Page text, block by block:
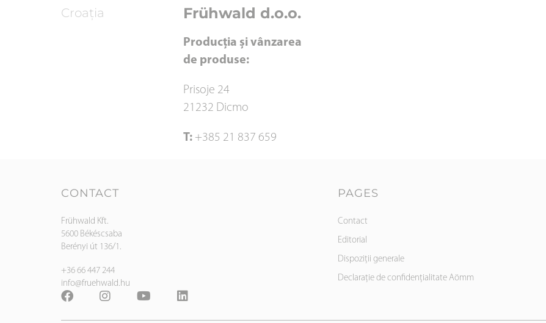
Croația Frühwald d.o.o.
Producția și vânzarea
de produse:
Prisoje 24
21232 Dicmo
T: +385 21 837 659
CONTACT
Frühwald Kft.
5600 Békéscsaba
Berényi út 136/1.
+36 66 447 244
info@fruehwald.hu
PAGES
Contact
Editorial
Dispoziții generale
Declarație de confidențialitate Aömm